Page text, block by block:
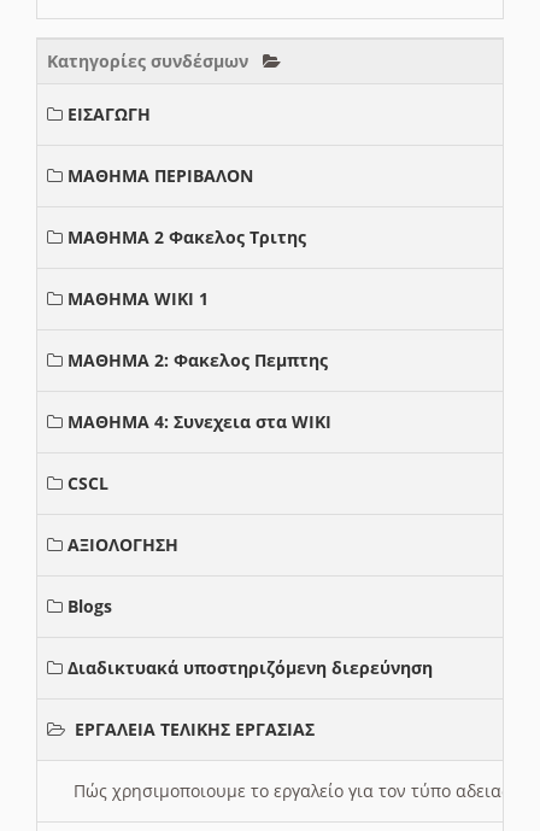
Κατηγορίες συνδέσμων
ΕΙΣΑΓΩΓΗ
ΜΑΘΗΜΑ ΠΕΡΙΒΑΛΟΝ
ΜΑΘΗΜΑ 2 Φακελος Τριτης
ΜΑΘΗΜΑ WIKI 1
ΜΑΘΗΜΑ 2: Φακελος Πεμπτης
ΜΑΘΗΜΑ 4: Συνεχεια στα WIKI
CSCL
ΑΞΙΟΛΟΓΗΣΗ
Blogs
Διαδικτυακά υποστηριζόμενη διερεύνηση
ΕΡΓΑΛΕΙΑ ΤΕΛΙΚΗΣ ΕΡΓΑΣΙΑΣ
Πώς χρησιμοποιουμε το εργαλείο για τον τύπο αδειας